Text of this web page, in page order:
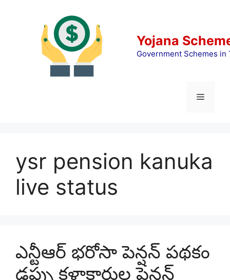
Yojana
Government Schemes in
Menu
ysr pension kanuka
live status
ఎన్టీఆర్ భరోసా పెన్షన్ పథకం
డప్పు కళాకారుల పెన్షన్